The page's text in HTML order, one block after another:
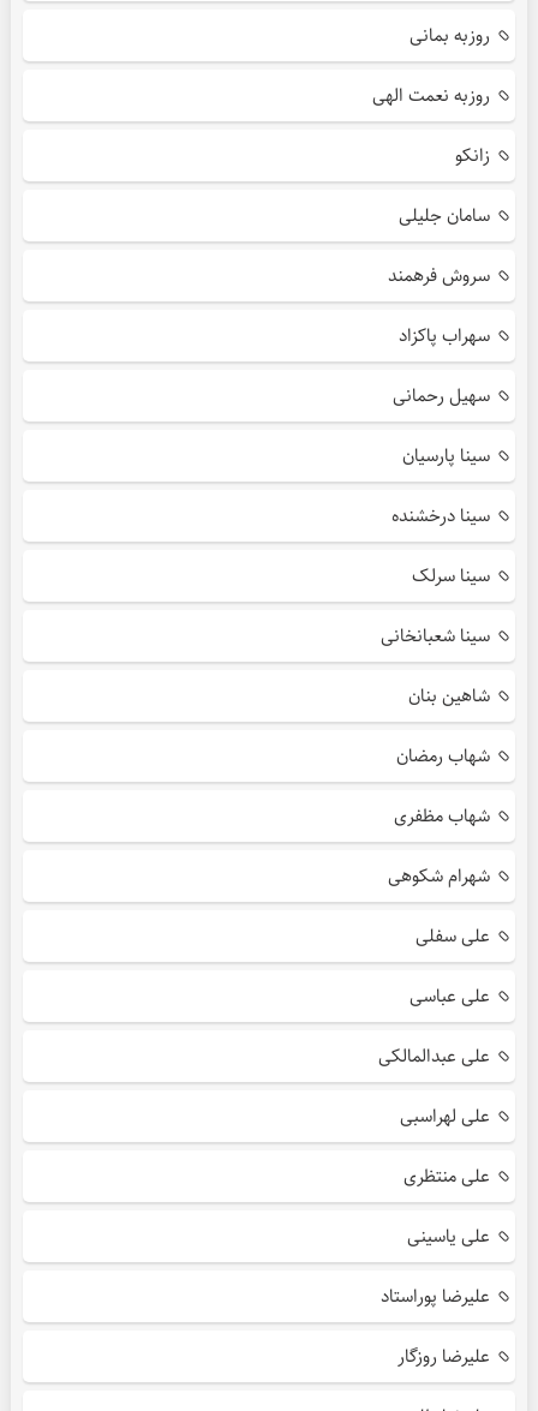
روزبه بمانی
روزبه نعمت الهی
زانکو
سامان جلیلی
سروش فرهمند
سهراب پاکزاد
سهیل رحمانی
سینا پارسیان
سینا درخشنده
سینا سرلک
سینا شعبانخانی
شاهین بنان
شهاب رمضان
شهاب مظفری
شهرام شکوهی
علی سفلی
علی عباسی
علی عبدالمالکی
علی لهراسبی
علی منتظری
علی یاسینی
علیرضا پوراستاد
علیرضا روزگار